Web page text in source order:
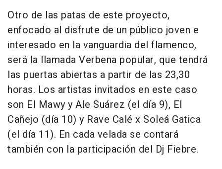
Otro de las patas de este proyecto,
enfocado al disfrute de un público joven e
interesado en la vanguardia del flamenco,
será la llamada Verbena popular, que tendrá
las puertas abiertas a partir de las 23,30
horas. Los artistas invitados en este caso
son El Mawy y Ale Suárez (el día 9), El
Cañejo (día 10) y Rave Calé x Soleá Gatica
(el día 11). En cada velada se contará
también con la participación del Dj Fiebre.